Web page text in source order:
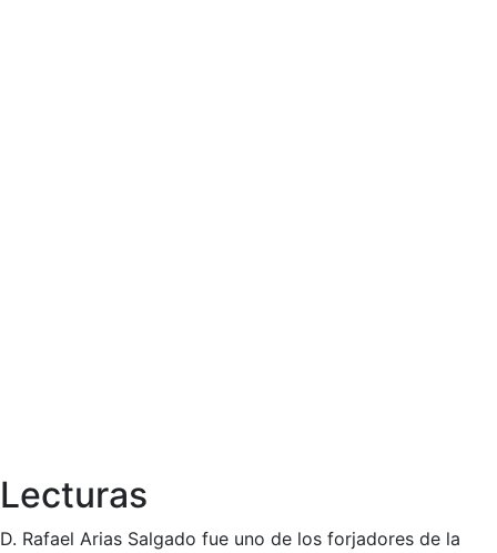
Lecturas
D. Rafael Arias Salgado fue uno de los forjadores de la